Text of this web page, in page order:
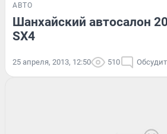
АВТО
Шанхайский автосалон
SX4
25 апреля, 2013, 12:50 510